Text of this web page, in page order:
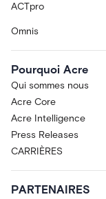
ACTpro
Omnis
Pourquoi Acre
Qui sommes nous
Acre Core
Acre Intelligence
Press Releases
CARRIÈRES
PARTENAIRES